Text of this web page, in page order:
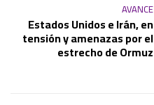
AVANCE
Estados Unidos e Irán, en
tensión y amenazas por el
estrecho de Ormuz